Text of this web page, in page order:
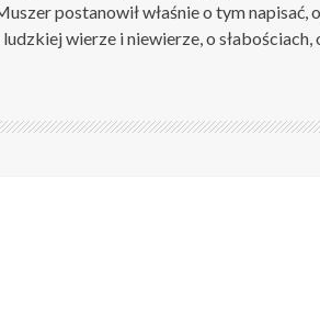
postanowił właśnie o tym
ludzkiej wierze i niewierze, o